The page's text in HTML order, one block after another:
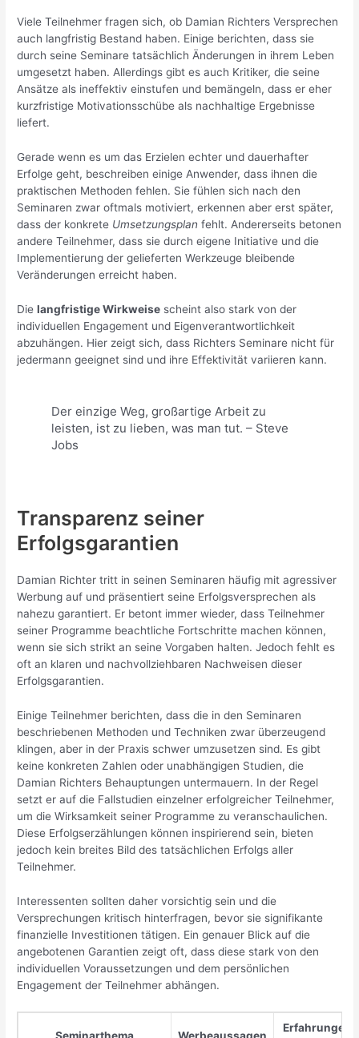
Viele Teilnehmer fragen sich, ob Damian Richters Versprechen
auch langfristig Bestand haben. Einige berichten, dass sie
durch seine Seminare tatsächlich Änderungen in ihrem Leben
umgesetzt haben. Allerdings gibt es auch Kritiker, die seine
Ansätze als ineffektiv einstufen und bemängeln, dass er eher
kurzfristige Motivationsschübe als nachhaltige Ergebnisse
liefert.
Gerade wenn es um das Erzielen echter und dauerhafter
Erfolge geht, beschreiben einige Anwender, dass ihnen die
praktischen Methoden fehlen. Sie fühlen sich nach den
Seminaren zwar oftmals motiviert, erkennen aber erst später,
dass der konkrete Umsetzungsplan fehlt. Andererseits betonen
andere Teilnehmer, dass sie durch eigene Initiative und die
Implementierung der gelieferten Werkzeuge bleibende
Veränderungen erreicht haben.
Dielangfristige Wirkweise scheint also stark von der
individuellen Engagement und Eigenverantwortlichkeit
abzuhängen. Hier zeigt sich, dass Richters Seminare nicht für
jedermann geeignet sind und ihre Effektivität variieren kann.
Der einzige Weg, großartige Arbeit zu
leisten, ist zu lieben, was man tut. – Steve
Jobs
Transparenz seiner
Erfolgsgarantien
Damian Richter tritt in seinen Seminaren häufig mit agressiver
Werbung auf und präsentiert seine Erfolgsversprechen als
nahezu garantiert. Er betont immer wieder, dass Teilnehmer
seiner Programme beachtliche Fortschritte machen können,
wenn sie sich strikt an seine Vorgaben halten. Jedoch fehlt es
oft an klaren und nachvollziehbaren Nachweisen dieser
Erfolgsgarantien.
Einige Teilnehmer berichten, dass die in den Seminaren
beschriebenen Methoden und Techniken zwar überzeugend
klingen, aber in der Praxis schwer umzusetzen sind. Es gibt
keine konkreten Zahlen oder unabhängigen Studien, die
Damian Richters Behauptungen untermauern. In der Regel
setzt er auf die Fallstudien einzelner erfolgreicher Teilnehmer,
um die Wirksamkeit seiner Programme zu veranschaulichen.
Diese Erfolgserzählungen können inspirierend sein, bieten
jedoch kein breites Bild des tatsächlichen Erfolgs aller
Teilnehmer.
Interessenten sollten daher vorsichtig sein und die
Versprechungen kritisch hinterfragen, bevor sie signifikante
finanzielle Investitionen tätigen. Ein genauer Blick auf die
angebotenen Garantien zeigt oft, dass diese stark von den
individuellen Voraussetzungen und dem persönlichen
Engagement der Teilnehmer abhängen.
Erfahrungen